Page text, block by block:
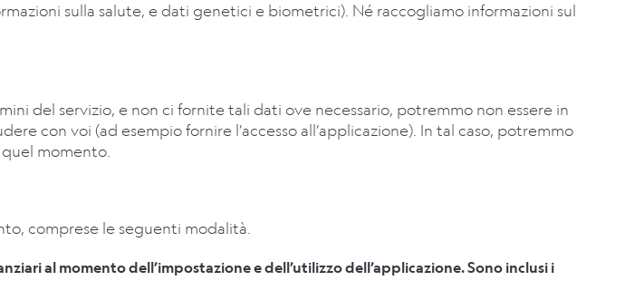
sulla salute, e dati genetici e biometrici). Né raccogliamo informazioni sul
del servizio, e non ci fornite tali dati ove necessario, potremmo non essere in
con voi (ad esempio fornire l’accesso all’applicazione). In tal caso, potremmo
momento.
comprese le seguenti modalità.
al momento dell’impostazione e dell’utilizzo dell’applicazione. Sono inclusi i